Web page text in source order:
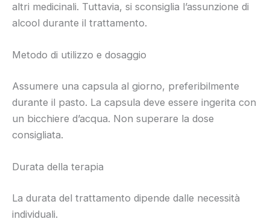
altri medicinali. Tuttavia, si sconsiglia l’assunzione di
alcool durante il trattamento.
Metodo di utilizzo e dosaggio
Assumere una capsula al giorno, preferibilmente
durante il pasto. La capsula deve essere ingerita con
un bicchiere d’acqua. Non superare la dose
consigliata.
Durata della terapia
La durata del trattamento dipende dalle necessità
individuali.